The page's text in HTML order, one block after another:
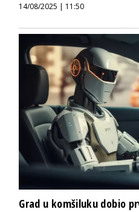
14/08/2025 | 11:50
Grad u komšiluku dobio